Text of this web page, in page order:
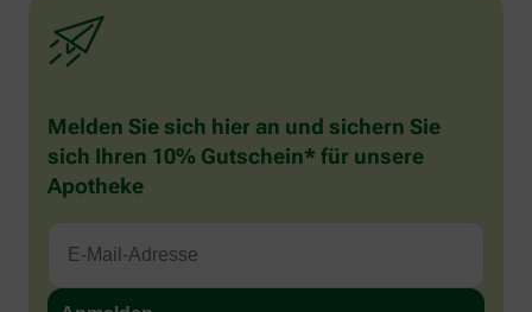
Melden Sie sich hier an und sichern Sie
sich Ihren 10% Gutschein* für unsere
Apotheke